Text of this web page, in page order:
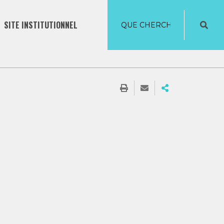
SITE INSTITUTIONNEL